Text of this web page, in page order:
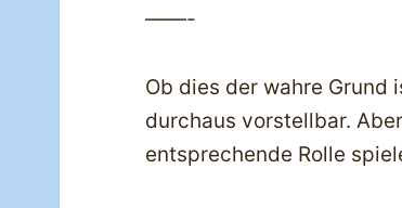
——-
Ob dies der wahre Grund
durchaus vorstellbar.
entsprechende Rolle